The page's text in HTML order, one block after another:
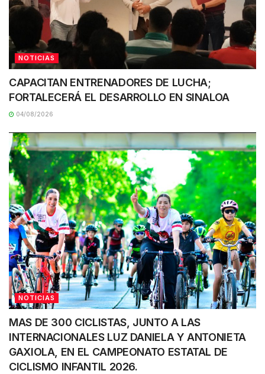
NOTICIAS
CAPACITAN ENTRENADORES DE LUCHA;
FORTALECERÁ EL DESARROLLO EN SINALOA
04/08/2026
NOTICIAS
MAS DE 300 CICLISTAS, JUNTO A LAS
INTERNACIONALES LUZ DANIELA Y ANTONIETA
GAXIOLA, EN EL CAMPEONATO ESTATAL DE
CICLISMO INFANTIL 2026.